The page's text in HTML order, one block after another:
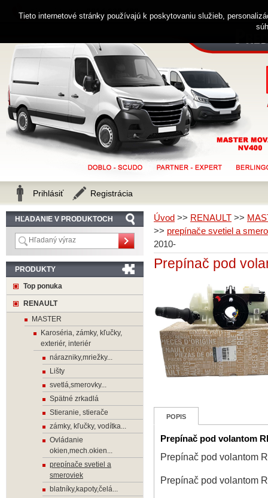
Úvod >> RENAULT >>
>> prepínače svetiel a
2010-
Prepínač pod
POPIS
Prepínač pod volantom
Prepínač pod volantom
Prepínač pod volantom
HĽADANIE V PRODUKTOCH
PRODUKTY
Top ponuka
RENAULT
MASTER
Karoséria, zámky, kľučky,
exteriér, interiér
nárazniky,mriežky...
Lišty
svetlá,smerovky...
Spätné zrkadlá
Stieranie, stierače
zámky, kľučky, vodítka...
Ovládanie
okien,mech.okien...
prepínače svetiel a
smeroviek
blatníky,kapoty,čelá...
Zákaznícka linka 0914 238 482
Prihlásiť Registrácia
Tieto internetové stránky používajú k poskytovaniu služieb,